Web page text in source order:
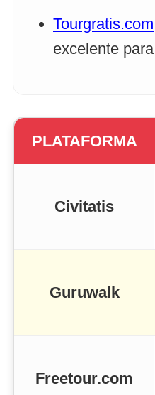
Tourgratis.com
excelente
PLATAFORMA
Civitatis
Guruwalk
Freetour.com